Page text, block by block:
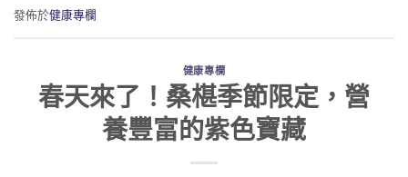
發佈於健康專欄
健康專欄
春天來了！桑椹季節限定，營
養豐富的紫色寶藏